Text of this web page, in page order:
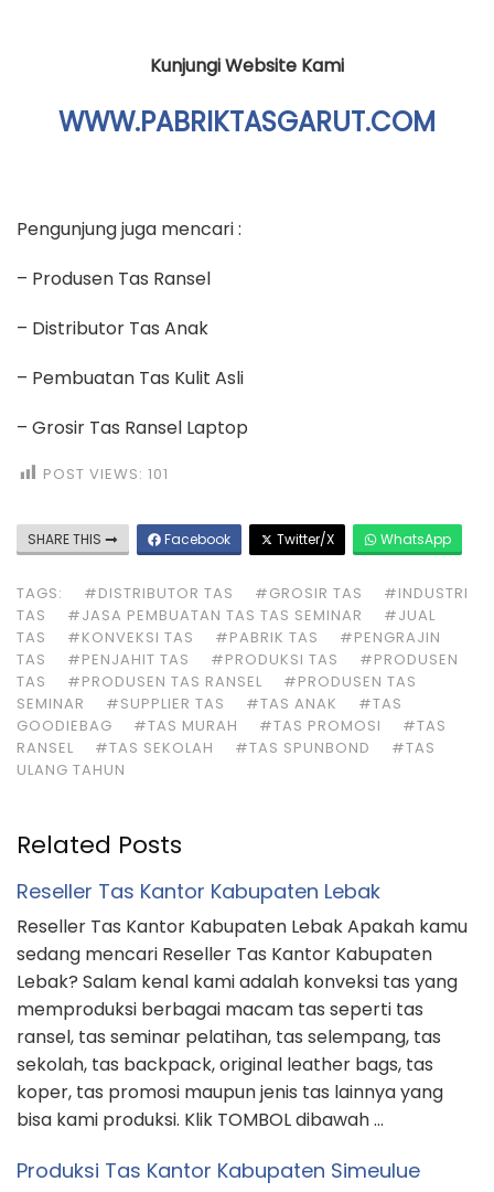
Kunjungi Website Kami
WWW.PABRIKTASGARUT.COM
Pengunjung juga mencari :
– Produsen Tas Ransel
– Distributor Tas Anak
– Pembuatan Tas Kulit Asli
– Grosir Tas Ransel Laptop
POST VIEWS: 101
SHARE THIS Facebook Twitter/X WhatsApp
TAGS: #DISTRIBUTOR TAS #GROSIR TAS
#INDUSTRI
TAS
#JASA PEMBUATAN TAS TAS SEMINAR
#JUAL
TAS
#KONVEKSI TAS #PABRIK TAS
#PENGRAJIN
TAS
#PENJAHIT TAS #PRODUKSI TAS
#PRODUSEN
TAS
#PRODUSEN TAS RANSEL
#PRODUSEN TAS
SEMINAR
#SUPPLIER TAS #TAS ANAK
#TAS
GOODIEBAG
#TAS MURAH #TAS PROMOSI
#TAS
RANSEL
#TAS SEKOLAH #TAS SPUNBOND
#TAS
ULANG TAHUN
Related Posts
Reseller Tas Kantor Kabupaten Lebak
Reseller Tas Kantor Kabupaten Lebak Apakah kamu
sedang mencari Reseller Tas Kantor Kabupaten
Lebak? Salam kenal kami adalah konveksi tas yang
memproduksi berbagai macam tas seperti tas
ransel, tas seminar pelatihan, tas selempang, tas
sekolah, tas backpack, original leather bags, tas
koper, tas promosi maupun jenis tas lainnya yang
bisa kami produksi. Klik TOMBOL dibawah …
Produksi Tas Kantor Kabupaten Simeulue